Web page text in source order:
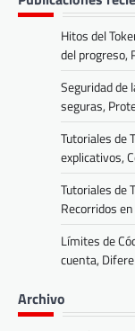
Hitos del
del progreso,
Seguridad de
seguras,
Tutoriales de
explicativos,
Tutoriales de
Recorridos
Límites de
cuenta,
Archivo